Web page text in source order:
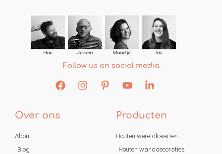
Follow us on social media
Over ons
About
Blog
Producten
Houten wereldkaarten
Houten wanddecoraties